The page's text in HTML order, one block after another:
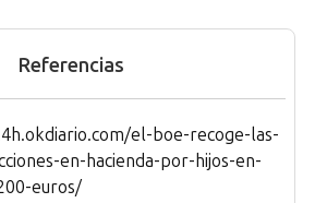
Referencias
el-boe-recoge-las-
en-hacienda-por-hijos-en-
euros/